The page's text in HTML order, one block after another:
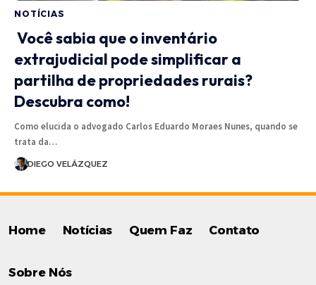
NOTÍCIAS
Você sabia que o inventário
extrajudicial pode simplificar a
partilha de propriedades rurais?
Descubra como!
Como elucida o advogado Carlos Eduardo Moraes Nunes, quando se
trata da…
DIEGO VELÁZQUEZ
Home Notícias Quem Faz Contato
Sobre Nós